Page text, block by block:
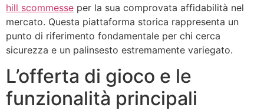
hill scommesse per la sua comprovata affidabilità nel
mercato. Questa piattaforma storica rappresenta un
punto di riferimento fondamentale per chi cerca
sicurezza e un palinsesto estremamente variegato.
L’offerta di gioco e le
funzionalità principali